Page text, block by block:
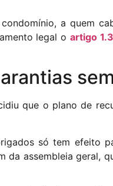
a quem
legal o artigo
que o plano de
só tem efeito
assembleia geral,